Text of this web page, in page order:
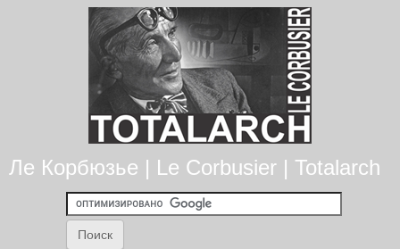
Ле Корбюзье | Le Corbusier | Totalarch